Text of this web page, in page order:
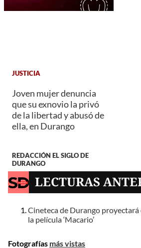
JUSTICIA
Joven mujer denuncia
que su exnovio la privó
de la libertad y abusó de
ella, en Durango
REDACCIÓN EL SIGLO DE
DURANGO
LECTURAS
Cineteca de Durango
la película ‘Macario’
Fotografías más vistas